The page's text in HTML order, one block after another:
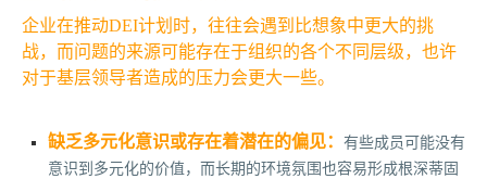
企业在推动DEI计划时，往往会遇到比想象中更大的挑
战，而问题的来源可能存在于组织的各个不同层级，也许
对于基层领导者造成的压力会更大一些。
缺乏多元化意识或存在着潜在的偏见： 有些成员可能没有
意识到多元化的价值，而长期的环境氛围也容易形成根深蒂固